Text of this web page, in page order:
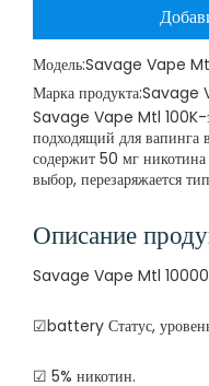
Модель:Savage Vape
Марка продукта:Savage
Savage Vape Mtl 100K-
подходящий для
содержит 50 мг
выбор, перезаряжается
Описание
Savage Vape Mtl
☑battery Статус,
☑ 5% никотин.